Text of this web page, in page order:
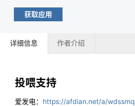
获取应用
详细信息 作者介绍
投喂支持
爱发电： https://afdian.net/a/wdssmq